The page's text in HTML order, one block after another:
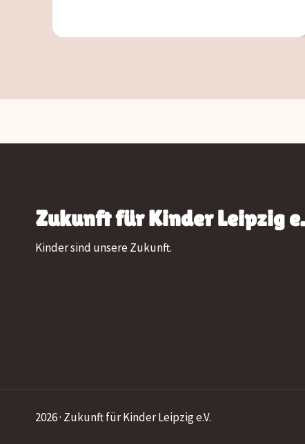
Zukunft für Kinder Leipzig
Kinder sind unsere Zukunft.
2026 · Zukunft für Kinder Leipzig e.V.